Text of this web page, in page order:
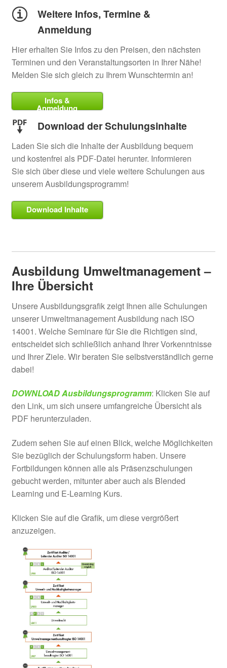
Weitere Infos, Termine &
Anmeldung
Hier erhalten Sie Infos zu den Preisen, den nächsten
Terminen und den Veranstaltungsorten in Ihrer Nähe!
Melden Sie sich gleich zu Ihrem Wunschtermin an!
Infos &
Anmeldung
Download der Schulungsinhalte
Laden Sie sich die Inhalte der Ausbildung bequem
und kostenfrei als PDF-Datei herunter. Informieren
Sie sich über diese und viele weitere Schulungen aus
unserem Ausbildungsprogramm!
Download Inhalte
Ausbildung Umweltmanagement –
Ihre Übersicht
Unsere Ausbildungsgrafik zeigt Ihnen alle Schulungen
unserer Umweltmanagement Ausbildung nach ISO
14001. Welche Seminare für Sie die Richtigen sind,
entscheidet sich schließlich anhand Ihrer Vorkenntnisse
und Ihrer Ziele. Wir beraten Sie selbstverständlich gerne
dabei!
DOWNLOAD Ausbildungsprogramm: Klicken Sie auf
den Link, um sich unsere umfangreiche Übersicht als
PDF herunterzuladen.
Zudem sehen Sie auf einen Blick, welche Möglichkeiten
Sie bezüglich der Schulungsform haben. Unsere
Fortbildungen können alle als Präsenzschulungen
gebucht werden, mitunter aber auch als Blended
Learning und E-Learning Kurs.
Klicken Sie auf die Grafik, um diese vergrößert
anzuzeigen.